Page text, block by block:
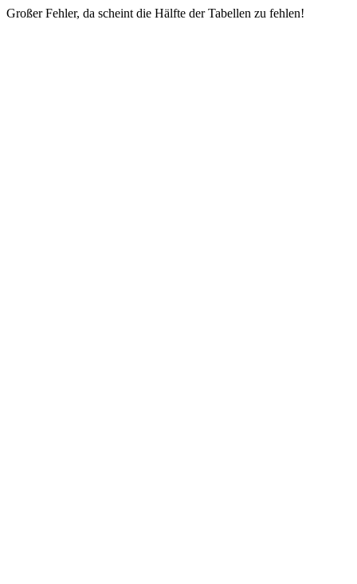
Großer Fehler, da scheint die Hälfte der Tabellen zu fehlen!